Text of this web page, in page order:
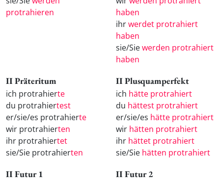
protrahieren
haben
ihrwerdet protrahiert
haben
sie/Siewerden protrahiert
haben
II Präteritum
ich protrahierte
du protrahiertest
er/sie/es protrahierte
wir protrahierten
ihr protrahiertet
sie/Sie protrahierten
II Plusquamperfekt
ich hätte protrahiert
du hättest protrahiert
er/sie/es hätte protrahiert
wir hätten protrahiert
ihr hättet protrahiert
sie/Sie hätten protrahiert
II Futur 1 II Futur 2